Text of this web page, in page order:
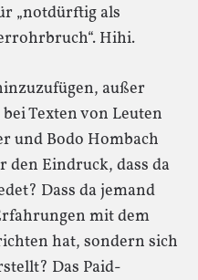
„notdürftig als
Hihi.
außer
Texten von Leuten
und Bodo Hombach
den Eindruck, dass da
Dass da jemand
mit dem
hat, sondern sich
Das Paid-